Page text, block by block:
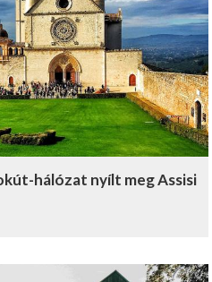
hálózat nyílt meg Assisi